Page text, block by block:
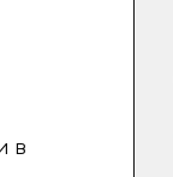
в